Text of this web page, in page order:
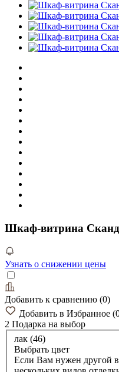
Шкаф-витрина
Узнать о снижении цены
Добавить к сравнению (0)
Добавить в Избранное (
2 Подарка на выбор
лак (46)
Выбрать цвет
Если Вам нужен другой